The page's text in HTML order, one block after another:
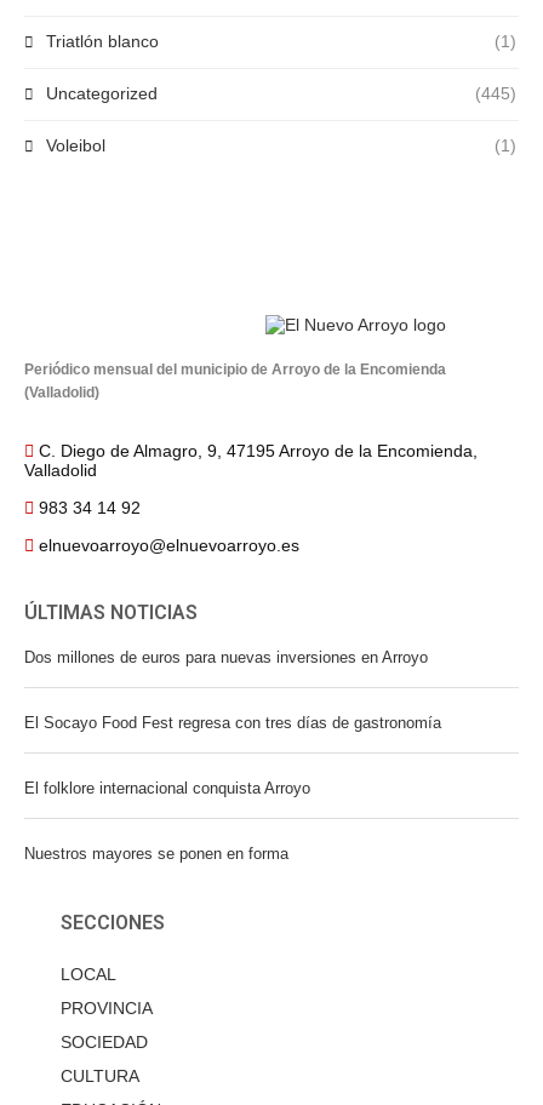
Triatlón blanco (1)
Uncategorized (445)
Voleibol (1)
Periódico mensual del municipio de Arroyo de la Encomienda
(Valladolid)
C. Diego de Almagro, 9, 47195 Arroyo de la Encomienda,
Valladolid
983 34 14 92
elnuevoarroyo@elnuevoarroyo.es
ÚLTIMAS NOTICIAS
Dos millones de euros para nuevas inversiones en Arroyo
El Socayo Food Fest regresa con tres días de gastronomía
El folklore internacional conquista Arroyo
Nuestros mayores se ponen en forma
SECCIONES
LOCAL
PROVINCIA
SOCIEDAD
CULTURA